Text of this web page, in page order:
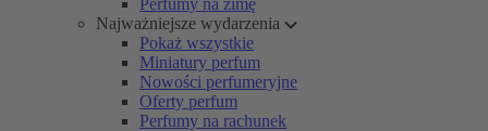
Perfumy na zimę
Najważniejsze wydarzenia
Pokaż wszystkie
Miniatury perfum
Nowości perfumeryjne
Oferty perfum
Perfumy na rachunek